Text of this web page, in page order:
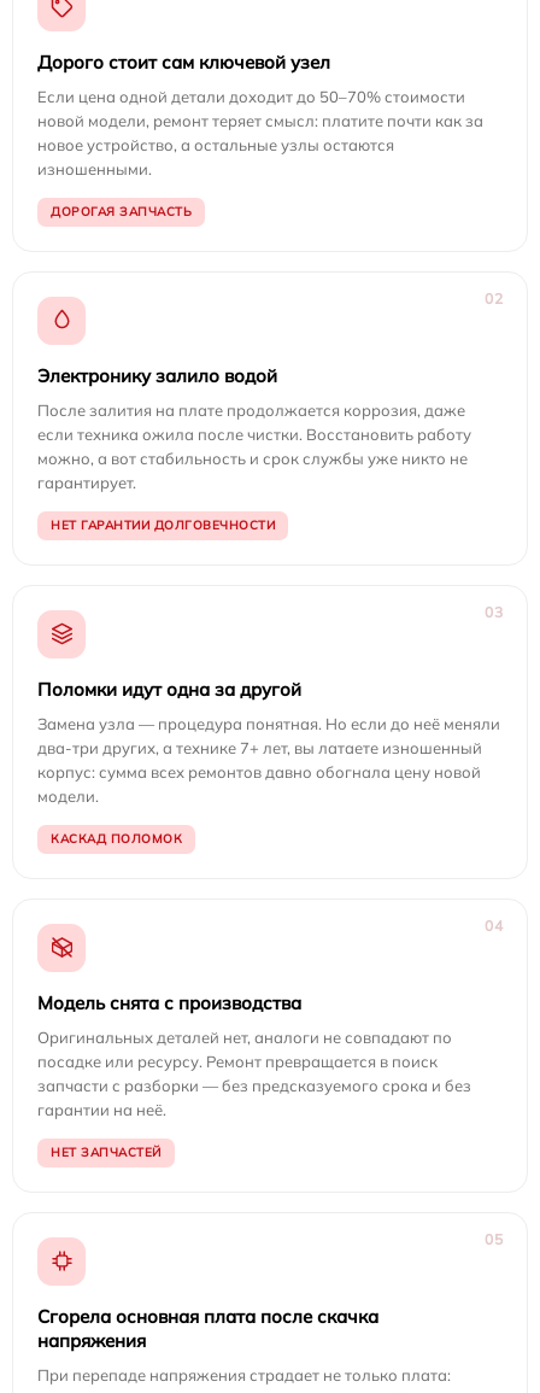
Дорого стоит сам ключевой узел
Если цена одной детали доходит до 50–70% стоимости
новой модели, ремонт теряет смысл: платите почти как за
новое устройство, а остальные узлы остаются
изношенными.
ДОРОГАЯ ЗАПЧАСТЬ
02
Электронику залило водой
После залития на плате продолжается коррозия, даже
если техника ожила после чистки. Восстановить работу
можно, а вот стабильность и срок службы уже никто не
гарантирует.
НЕТ ГАРАНТИИ ДОЛГОВЕЧНОСТИ
03
Поломки идут одна за другой
Замена узла — процедура понятная. Но если до неё меняли
два-три других, а технике 7+ лет, вы латаете изношенный
корпус: сумма всех ремонтов давно обогнала цену новой
модели.
КАСКАД ПОЛОМОК
04
Модель снята с производства
Оригинальных деталей нет, аналоги не совпадают по
посадке или ресурсу. Ремонт превращается в поиск
запчасти с разборки — без предсказуемого срока и без
гарантии на неё.
НЕТ ЗАПЧАСТЕЙ
05
Сгорела основная плата после скачка
напряжения
При перепаде напряжения страдает не только плата: